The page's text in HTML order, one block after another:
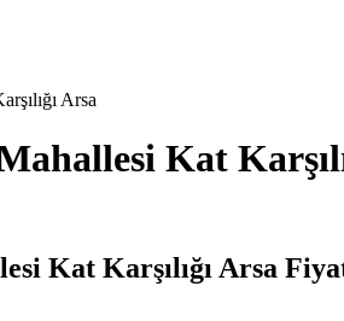
Arsa
Kat
Kat Karşılığı Arsa